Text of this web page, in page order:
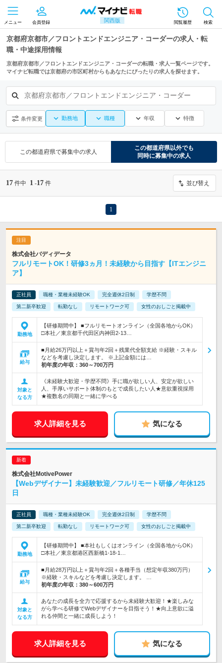
関西版
メニュー 会員登録 閲覧履歴 検索
京都府京都市／フロントエンドエンジニア・コーダーの求人・転
職・中途採用情報
京都府京都市／フロントエンドエンジニア・コーダーの転職・求人一覧ページです。
マイナビ転職では京都府の市区町村からもあなたにぴったりの求人を探せます。
京都府京都市／フロントエンドエンジニア・コーダー
条件変更 勤務地 職種 年収 特徴
この都道府県で募集中の求人
この都道府県以外でも
同時に募集中の求人
17 件中 1 -17 件 並び替え
1
株式会社バディデータ
フルリモートOK！研修3ヵ月！未経験から目指す【ITエンジニ
ア】
正社員 職種・業種未経験OK 完全週休2日制 学歴不問
第二新卒歓迎 転勤なし リモートワーク可 女性のおしごと掲載中
勤務地
【研修期間中】 ■フルリモートオンライン（全国各地からOK）
□本社／東京都千代田区内神田2-13…
給与
■月給26万円以上＋賞与年2回＋残業代全額支給 ※経験・スキル
などを考慮し決定します。 ※上記金額には…
初年度の年収： 360～700万円
対象と
なる方
《未経験大歓迎・学歴不問》手に職が欲しい人、安定が欲しい
人、手厚いサポート体制のもとで成長したい人★意欲重視採用
★複数名の同期と一緒に学べる
求人詳細を見る 気になる
株式会社MotivePower
【Webデザイナー】未経験歓迎／フルリモート研修／年休125
日
正社員 職種・業種未経験OK 完全週休2日制 学歴不問
第二新卒歓迎 転勤なし リモートワーク可 女性のおしごと掲載中
勤務地
【研修期間中】 ■本社もしくはオンライン（全国各地からOK）
□本社／東京都港区西新橋1-18-1…
給与
■月給28万円以上＋賞与年2回＋各種手当（想定年収380万円）
※経験・スキルなどを考慮し決定します。 …
初年度の年収： 380～600万円
対象と
なる方
あなたの成長を全力で応援するから未経験大歓迎！★楽しみな
がら学べる研修でWebデザイナーを目指そう！★向上意欲に溢
れる仲間と一緒に成長しよう！
求人詳細を見る 気になる